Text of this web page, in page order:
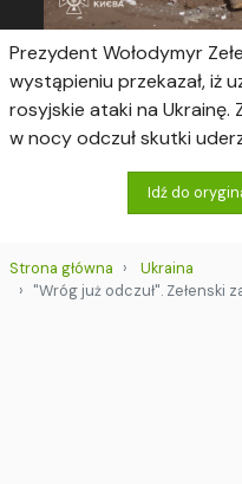
Prezydent Wołodymyr
wystąpieniu przekazał, iż
rosyjskie ataki na Ukrainę.
w nocy odczuł skutki
Idź do
Strona główna
Ukraina
"Wróg już odczuł". Zełenski